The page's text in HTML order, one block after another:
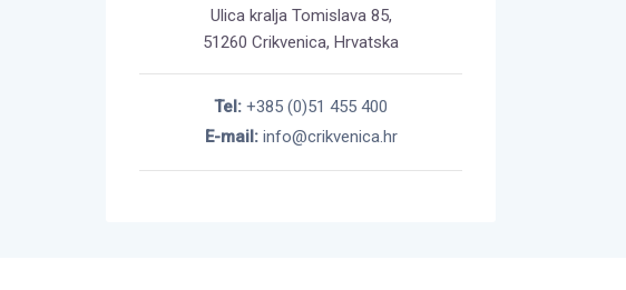
Ulica kralja Tomislava 85,
51260 Crikvenica, Hrvatska
Tel: +385 (0)51 455 400
E-mail:info@crikvenica.hr